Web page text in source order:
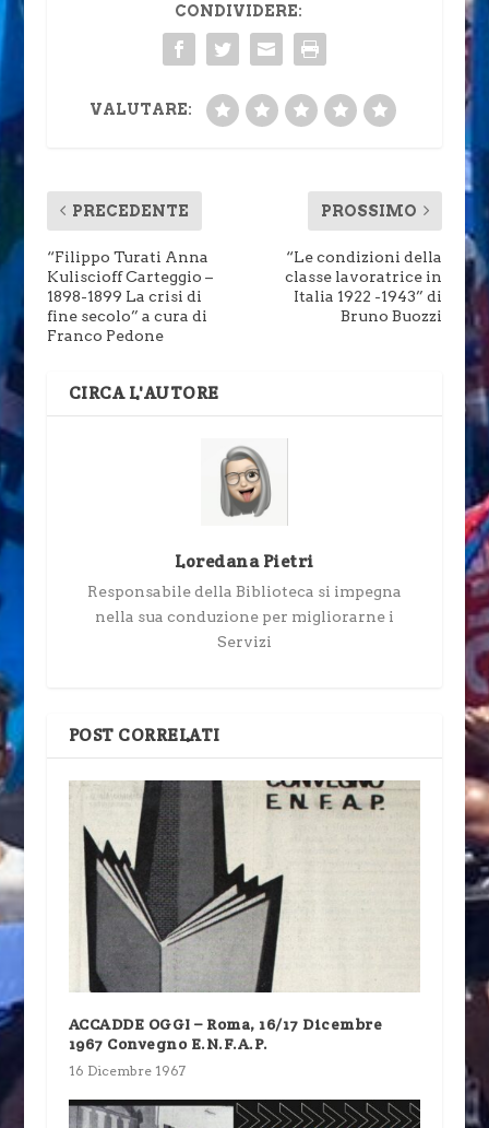
CONDIVIDERE:
VALUTARE:
PRECEDENTE
“Filippo Turati Anna
Kuliscioff Carteggio –
1898-1899 La crisi di
fine secolo” a cura di
Franco Pedone
PROSSIMO
“Le condizioni della
classe lavoratrice in
Italia 1922 -1943” di
Bruno Buozzi
CIRCA L'AUTORE
Loredana Pietri
Responsabile della Biblioteca si impegna
nella sua conduzione per migliorarne i
Servizi
POST CORRELATI
ACCADDE OGGI – Roma, 16/17 Dicembre
1967 Convegno E.N.F.A.P.
16 Dicembre 1967